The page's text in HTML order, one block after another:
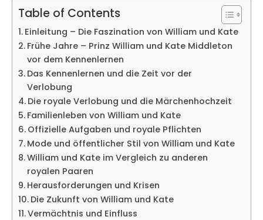
Table of Contents
Einleitung – Die Faszination von William und Kate
Frühe Jahre – Prinz William und Kate Middleton
vor dem Kennenlernen
Das Kennenlernen und die Zeit vor der
Verlobung
Die royale Verlobung und die Märchenhochzeit
Familienleben von William und Kate
Offizielle Aufgaben und royale Pflichten
Mode und öffentlicher Stil von William und Kate
William und Kate im Vergleich zu anderen
royalen Paaren
Herausforderungen und Krisen
Die Zukunft von William und Kate
Vermächtnis und Einfluss